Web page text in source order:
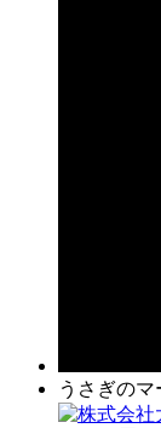
うさぎの